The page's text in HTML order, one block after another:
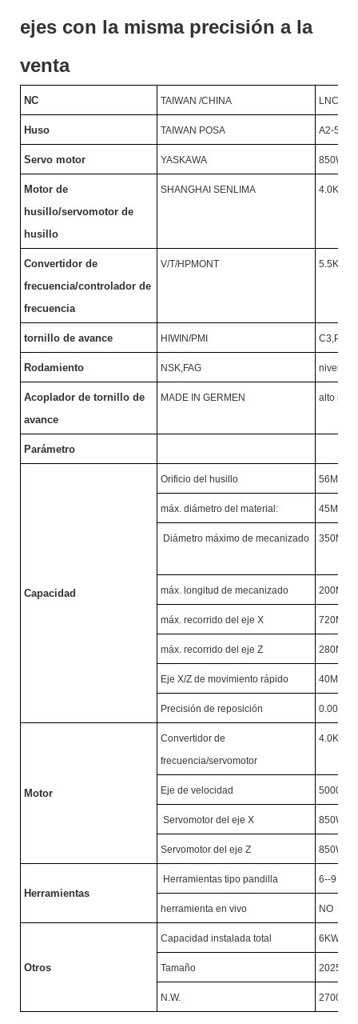
ejes con la misma precisión a la
venta
NC TAIWAN /CHINA LNC/
Huso TAIWAN POSA A2-5/46
Servo motor YASKAWA 850W
Motor de
husillo/servomotor de
husillo
SHANGHAI SENLIMA 4.0KW/
Convertidor de
frecuencia/controlador de
frecuencia
V/T/HPMONT 5.5KW/
tornillo de avance HIWIN/PMI C3,P
Rodamiento NSK,FAG nivel P4
Acoplador de tornillo de
avance
MADE IN GERMEN alto
Parámetro
Capacidad
Orificio del husillo 56MM
máx. diámetro del material: 45MM
Diámetro máximo de mecanizado 350MM
máx. longitud de mecanizado 200MM
máx. recorrido del eje X 720MM
máx. recorrido del eje Z 280MM
Eje X/Z de movimiento rápido 40M/
Precisión de reposición
Motor
Convertidor de
frecuencia/servomotor
4.0KW/
Eje de velocidad 5000R/
Servomotor del eje X 850W
Servomotor del eje Z 850W
Herramientas
Herramientas tipo pandilla 6--9
herramienta en vivo NO
Otros
Capacidad instalada total 6KW
Tamaño
N.W. 2700KG